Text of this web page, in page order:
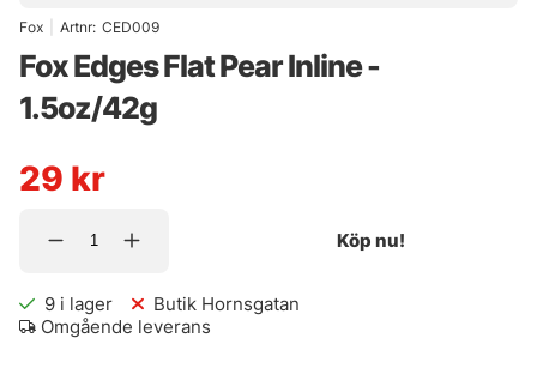
Fox Artnr: CED009
Fox Edges Flat Pear Inline -
1.5oz/42g
29 kr
Köp nu!
9 i lager
Butik Hornsgatan
Omgående leverans